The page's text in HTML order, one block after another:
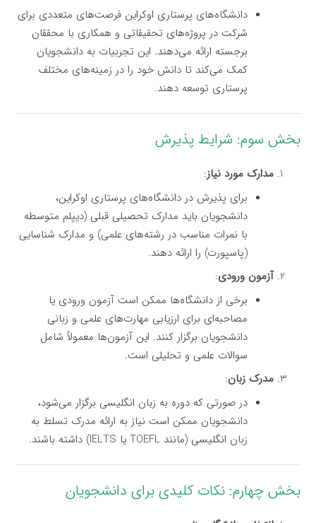
دانشگاه‌های پرستاری اوکراین فرصت‌های متعددی برای
شرکت در پروژه‌های تحقیقاتی و همکاری با محققان
برجسته ارائه می‌دهند. این تجربیات به دانشجویان
کمک می‌کند تا دانش خود را در زمینه‌های مختلف
پرستاری توسعه دهند.
بخش سوم: شرایط پذیرش
مدارک مورد نیاز:
برای پذیرش در دانشگاه‌های پرستاری اوکراین،
دانشجویان باید مدارک تحصیلی قبلی (دیپلم متوسطه
با نمرات مناسب در رشته‌های علمی) و مدارک شناسایی
(پاسپورت) را ارائه دهند.
آزمون ورودی:
برخی از دانشگاه‌ها ممکن است آزمون ورودی یا
مصاحبه‌ای برای ارزیابی مهارت‌های علمی و زبانی
دانشجویان برگزار کنند. این آزمون‌ها معمولاً شامل
سوالات علمی و تحلیلی است.
مدرک زبان:
در صورتی که دوره به زبان انگلیسی برگزار می‌شود،
دانشجویان ممکن است نیاز به ارائه مدرک تسلط به
زبان انگلیسی (مانند TOEFL یا IELTS) داشته باشند.
بخش چهارم: نکات کلیدی برای دانشجویان